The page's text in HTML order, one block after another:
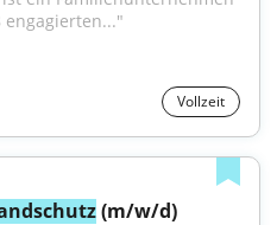
Vollzeit
(m/w/d)